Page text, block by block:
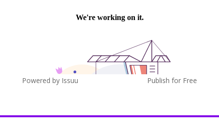
Powered by Issuu Publish for Free